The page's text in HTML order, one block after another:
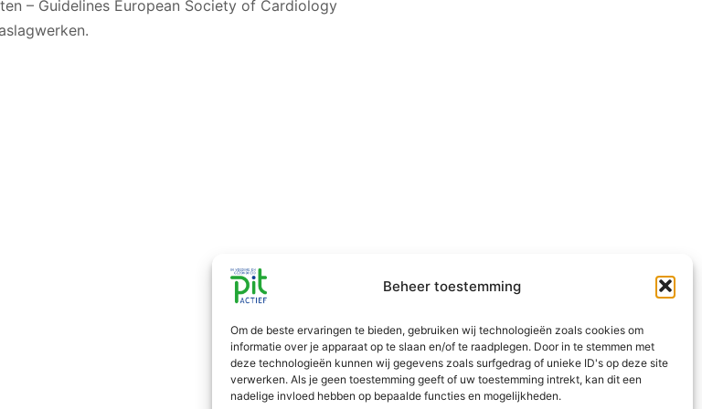
Beheer toestemming
Om de beste ervaringen te bieden, gebruiken wij technologieën zoals cookies om
informatie over je apparaat op te slaan en/of te raadplegen. Door in te stemmen met
deze technologieën kunnen wij gegevens zoals surfgedrag of unieke ID's op deze site
verwerken. Als je geen toestemming geeft of uw toestemming intrekt, kan dit een
nadelige invloed hebben op bepaalde functies en mogelijkheden.
– Guidelines European Society of Cardiology